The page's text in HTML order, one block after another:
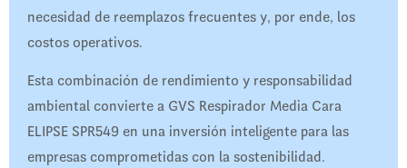
necesidad de reemplazos frecuentes y, por ende, los
costos operativos.
Esta combinación de rendimiento y responsabilidad
ambiental convierte a GVS Respirador Media Cara
ELIPSE SPR549 en una inversión inteligente para las
empresas comprometidas con la sostenibilidad.